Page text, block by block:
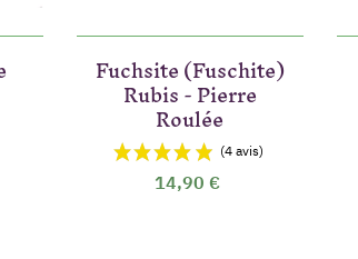
Fuchsite (Fuschite)
Rubis - Pierre
Roulée
14,90 €